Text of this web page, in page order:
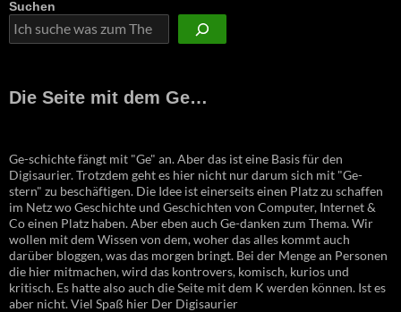
Suchen
Die Seite mit dem Ge…
Ge-schichte fängt mit "Ge" an. Aber das ist eine Basis für den
Digisaurier. Trotzdem geht es hier nicht nur darum sich mit "Ge-
stern" zu beschäftigen. Die Idee ist einerseits einen Platz zu schaffen
im Netz wo Geschichte und Geschichten von Computer, Internet &
Co einen Platz haben. Aber eben auch Ge-danken zum Thema. Wir
wollen mit dem Wissen von dem, woher das alles kommt auch
darüber bloggen, was das morgen bringt. Bei der Menge an Personen
die hier mitmachen, wird das kontrovers, komisch, kurios und
kritisch. Es hatte also auch die Seite mit dem K werden können. Ist es
aber nicht. Viel Spaß hier Der Digisaurier